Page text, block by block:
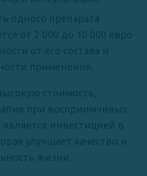
одного препарата
от 2 000 до 10 000 евро
от его состава и
применения.
стоимость,
при восприимчивых
является инвестицией в
улучшает качество и
жизни.